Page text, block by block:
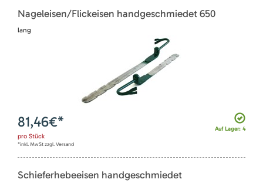
Nageleisen/Flickeisen handgeschmiedet 650
lang
Auf Lager: 4
81,46€*
pro Stück
*inkl. MwSt zzgl. Versand
Schieferhebeeisen handgeschmiedet